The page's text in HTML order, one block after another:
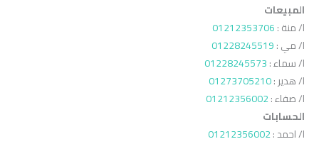
المبيعات
ا/ منة :01212353706
ا/ مي :01228245519
ا/ سماء :01228245573
ا/ هدير :01273705210
ا/ صفاء :01212356002
الحسابات
ا/ احمد :01212356002